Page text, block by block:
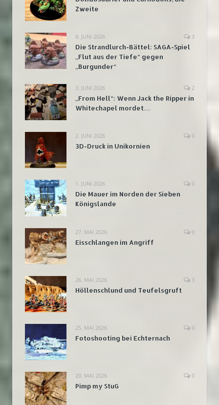
Zweite
8. JUNI 2026 3
Die Strandlurch-Bättel: SAGA-Spiel
„Flut aus der Tiefe“ gegen
„Burgunder“
3. JUNI 2026 2
„From Hell“: Wenn Jack the Ripper in
Whitechapel mordet…
2. JUNI 2026 0
3D-Druck in Unikornien
1. JUNI 2026 0
Die Mauer im Norden der Sieben
Königslande
27. MAI 2026 0
Eisschlangen im Angriff
26. MAI 2026 3
Höllenschlund und Teufelsgruft
25. MAI 2026 0
Fotoshooting bei Echternach
20. MAI 2026 0
Pimp my StuG